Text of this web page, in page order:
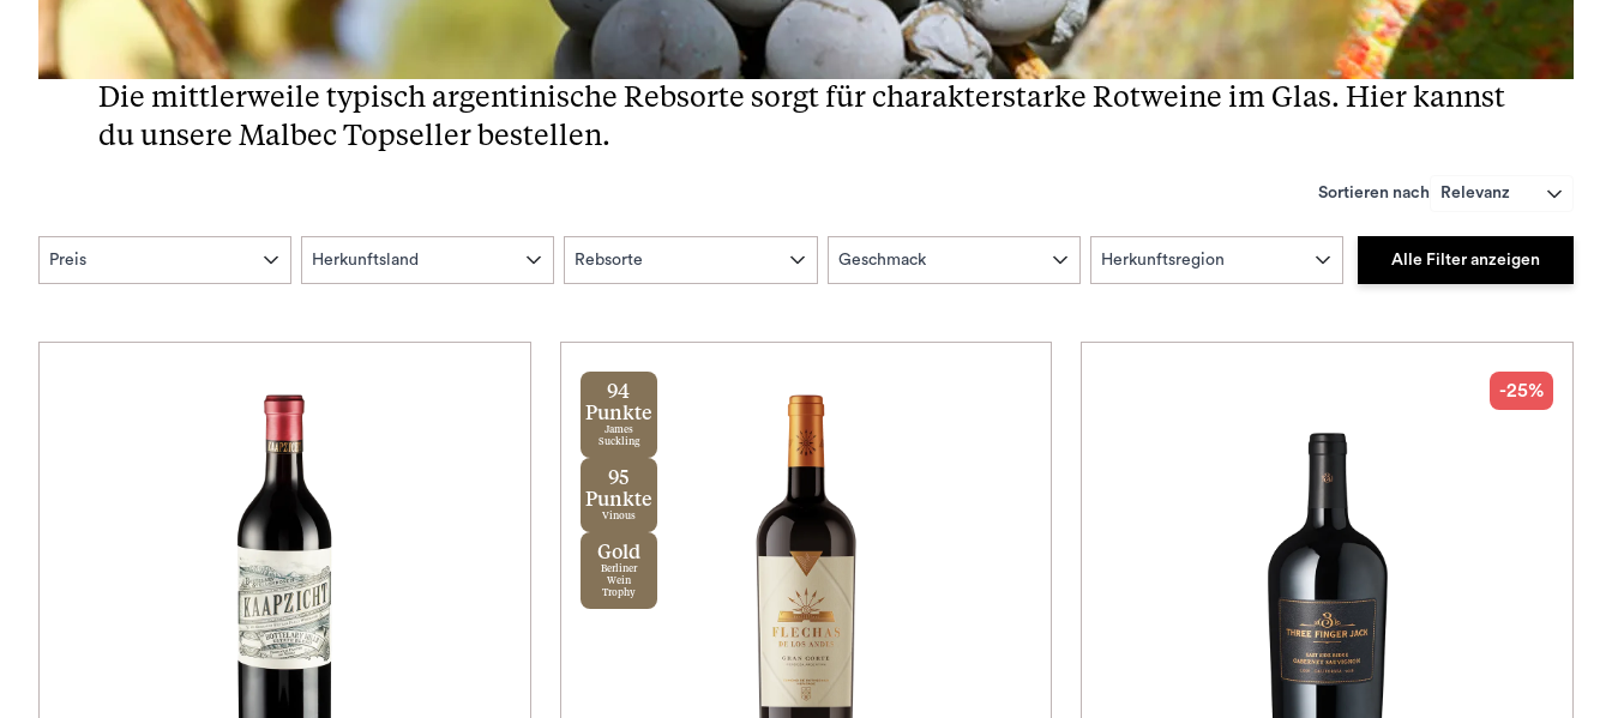
Die mittlerweile typisch argentinische Rebsorte sorgt für charakterstarke Rotweine im Glas. Hier kannst
du unsere Malbec Topseller bestellen.
Sortieren nach Relevanz
Preis Herkunftsland Rebsorte Geschmack Herkunftsregion Alle Filter anzeigen
94
Punkte
James
Suckling
95
Punkte
Vinous
Gold
Berliner
Wein
Trophy
-25%